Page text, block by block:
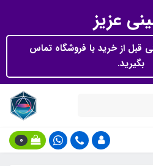
عزیز
قبل از خرید با فروشگاه تماس
بگیرید.
0